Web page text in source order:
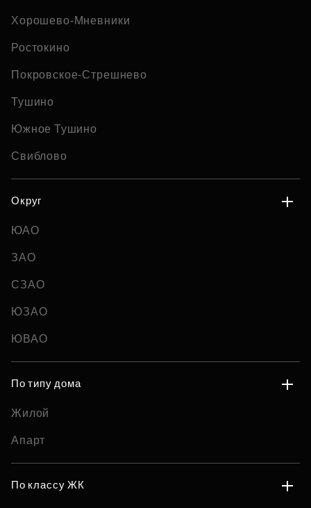
Хорошево-Мневники
Ростокино
Покровское-Стрешнево
Тушино
Южное Тушино
Свиблово
Округ
ЮАО
ЗАО
СЗАО
ЮЗАО
ЮВАО
По типу дома
Жилой
Апарт
По классу ЖК